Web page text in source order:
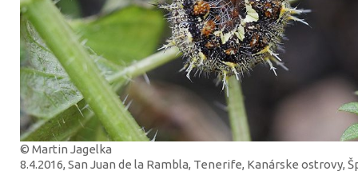
© Martin Jagelka
8.4.2016, San Juan de la Rambla, Tenerife, Kanárske ostrovy,